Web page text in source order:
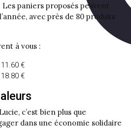
paniers proposés peuvent
avec près de 80 produits
à vous :
€
€
c’est bien plus que
dans une économie solidaire